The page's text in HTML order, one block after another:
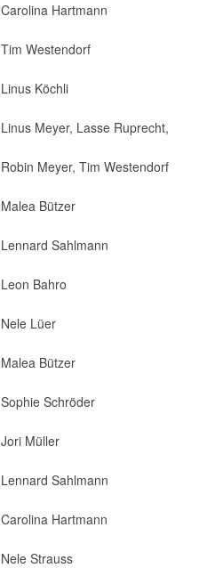
Carolina Hartmann
Tim Westendorf
Linus Köchli
Linus Meyer, Lasse Ruprecht,
Robin Meyer, Tim Westendorf
Malea Bützer
Lennard Sahlmann
Leon Bahro
Nele Lüer
Malea Bützer
Sophie Schröder
Jori Müller
Lennard Sahlmann
Carolina Hartmann
Nele Strauss